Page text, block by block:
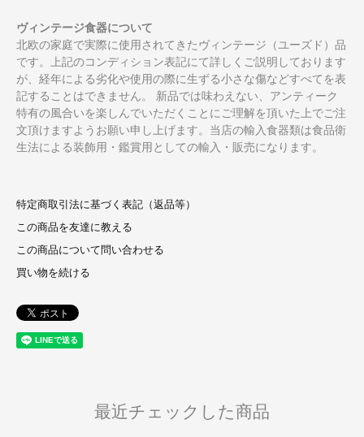
ヴィンテージ食器について
北欧の家庭で実際に使用されてきたヴィンテージ（ユーズド）品
です。上記のコンディション表記にて詳しくご説明しております
が、経年による劣化や使用の際に生ずる小さな傷などすべてを表
記することはできません。 新品では味わえない、アンティーク
特有の風合いを楽しんでいただくことにご理解を頂いた上でご注
文頂けますようお願い申し上げます。当店の輸入食器類は食品衛
生法による装飾用・鑑賞用としての輸入・販売になります。
特定商取引法に基づく表記（返品等）
この商品を友達に教える
この商品について問い合わせる
買い物を続ける
最近チェックした商品